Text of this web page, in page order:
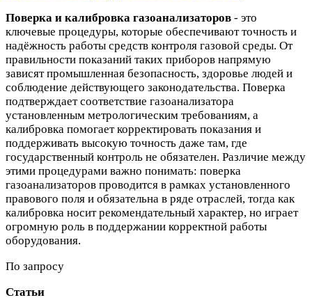
Поверка и калибровка газоанализаторов - это
ключевые процедуры, которые обеспечивают точность и
надёжность работы средств контроля газовой среды. От
правильности показаний таких приборов напрямую
зависят промышленная безопасность, здоровье людей и
соблюдение действующего законодательства. Поверка
подтверждает соответствие газоанализатора
установленным метрологическим требованиям, а
калибровка помогает корректировать показания и
поддерживать высокую точность даже там, где
государственный контроль не обязателен. Различие между
этими процедурами важно понимать: поверка
газоанализаторов проводится в рамках установленного
правового поля и обязательна в ряде отраслей, тогда как
калибровка носит рекомендательный характер, но играет
огромную роль в поддержании корректной работы
оборудования.
По запросу
Статьи